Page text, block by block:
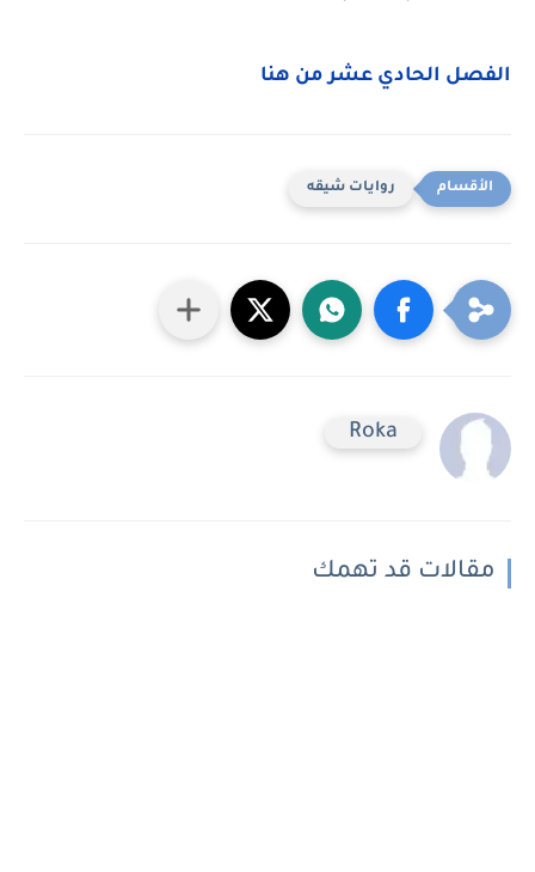
الفصل الحادي عشر من هنا
روايات شيقه
Roka
مقالات قد تهمك